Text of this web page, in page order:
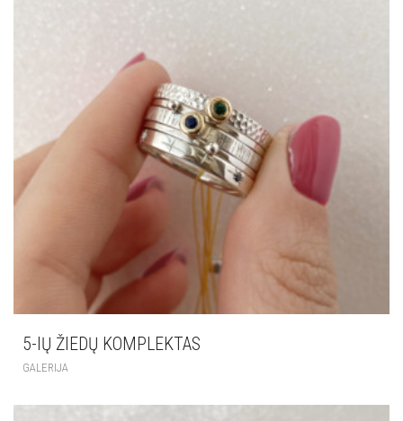
5-IŲ ŽIEDŲ KOMPLEKTAS
GALERIJA